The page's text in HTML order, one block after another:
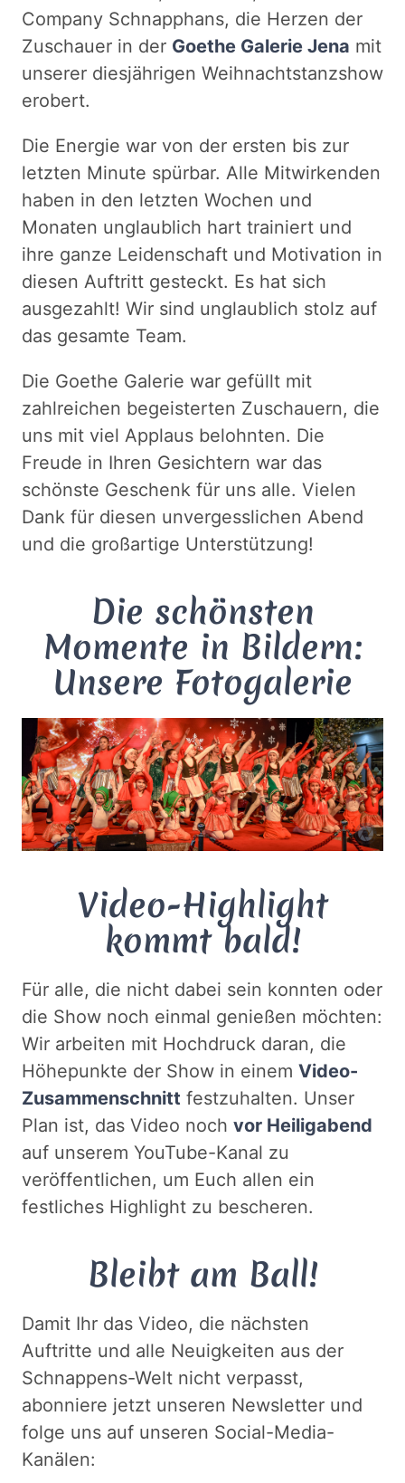
Company Schnapphans, die Herzen der
Zuschauer in der Goethe Galerie Jena mit
unserer diesjährigen Weihnachtstanzshow
erobert.
Die Energie war von der ersten bis zur
letzten Minute spürbar. Alle Mitwirkenden
haben in den letzten Wochen und
Monaten unglaublich hart trainiert und
ihre ganze Leidenschaft und Motivation in
diesen Auftritt gesteckt. Es hat sich
ausgezahlt! Wir sind unglaublich stolz auf
das gesamte Team.
Die Goethe Galerie war gefüllt mit
zahlreichen begeisterten Zuschauern, die
uns mit viel Applaus belohnten. Die
Freude in Ihren Gesichtern war das
schönste Geschenk für uns alle. Vielen
Dank für diesen unvergesslichen Abend
und die großartige Unterstützung!
Die schönsten
Momente in Bildern:
Unsere Fotogalerie
Video-Highlight
kommt bald!
Für alle, die nicht dabei sein konnten oder
die Show noch einmal genießen möchten:
Wir arbeiten mit Hochdruck daran, die
Höhepunkte der Show in einem Video-
Zusammenschnitt festzuhalten. Unser
Plan ist, das Video noch vor Heiligabend
auf unserem YouTube-Kanal zu
veröffentlichen, um Euch allen ein
festliches Highlight zu bescheren.
Bleibt am Ball!
Damit Ihr das Video, die nächsten
Auftritte und alle Neuigkeiten aus der
Schnappens-Welt nicht verpasst,
abonniere jetzt unseren Newsletter und
folge uns auf unseren Social-Media-
Kanälen: